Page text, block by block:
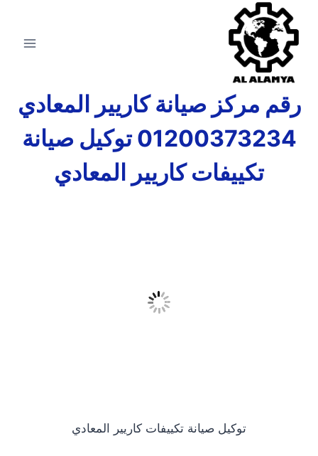
رقم مركز صيانة كاريير المعادي
01200373234 توكيل صيانة
تكييفات كاريير المعادي
توكيل صيانة تكييفات كاريير المعادي